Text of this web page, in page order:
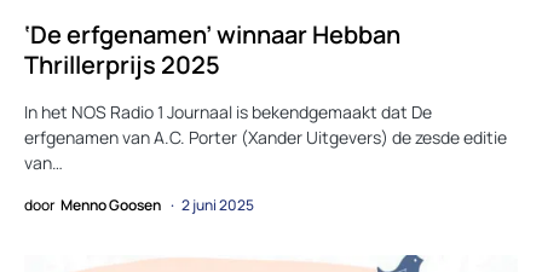
‘De erfgenamen’ winnaar Hebban
Thrillerprijs 2025
In het NOS Radio 1 Journaal is bekendgemaakt dat De
erfgenamen van A.C. Porter (Xander Uitgevers) de zesde editie
van…
door Menno Goosen 2 juni 2025